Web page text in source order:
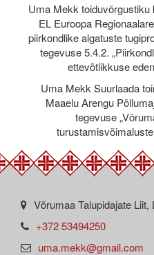
Uma Mekk
EL Euroopa
piirkondlike algatuste
tegevuse 5.4.2.
ettevõtlikkuse
Uma Mekk Suurlaada
Maaelu Arengu
tegevuse
Võrumaa Talupidajate
+372 53494250
uma.mekk@gmail.com